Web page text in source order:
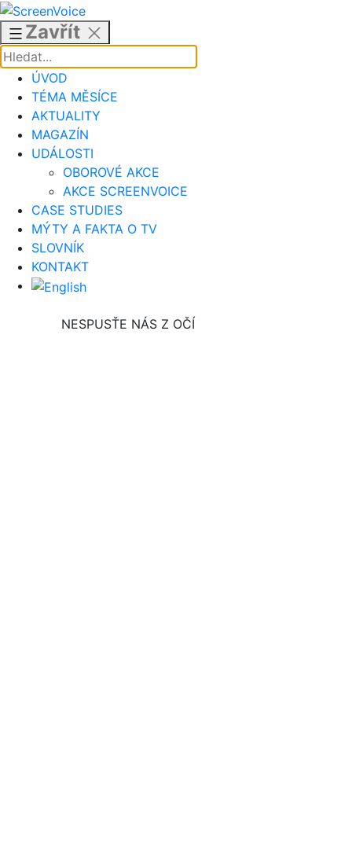
Přejít
obsahu
Zavřít
ÚVOD
TÉMA MĚSÍCE
AKTUALITY
MAGAZÍN
UDÁLOSTI
OBOROVÉ AKCE
AKCE SCREENVOICE
CASE STUDIES
MÝTY A FAKTA O TV
SLOVNÍK
KONTAKT
NESPUSŤE NÁS Z OČÍ